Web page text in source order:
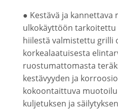
● Kestävä ja kannettava
ulkokäyttöön
hiilestä valmistettu grilli
korkealaatuisesta
ruostumattomasta
kestävyyden ja
kokoontaittuva
kuljetuksen ja